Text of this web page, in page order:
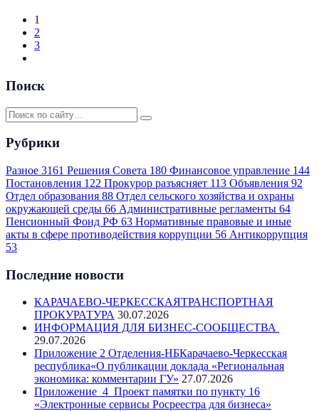
1
2
3
Поиск
Рубрики
Разное 3161 Решения Совета 180 Финансовое управление 144
Постановления 122 Прокурор разъясняет 113 Объявления 92
Отдел образования 88 Отдел сельского хозяйства и охраны
окружающей среды 66 Административные регламенты 64
Пенсионный Фонд РФ 63 Нормативные правовые и иные
акты в сфере противодействия коррупции 56 Антикоррупция
53
Последние новости
КАРАЧАЕВО-ЧЕРКЕССКАЯТРАНСПОРТНАЯ
ПРОКУРАТУРА 30.07.2026
ИНФОРМАЦИЯ ДЛЯ БИЗНЕС-СООБЩЕСТВА
29.07.2026
Приложение 2 Отделения-НБКарачаево-Черкесская
республика«О публикации доклада «Региональная
экономика: комментарии ГУ» 27.07.2026
Приложение_4_Проект памятки по пункту 16
«Электронные сервисы Росреестра для бизнеса»